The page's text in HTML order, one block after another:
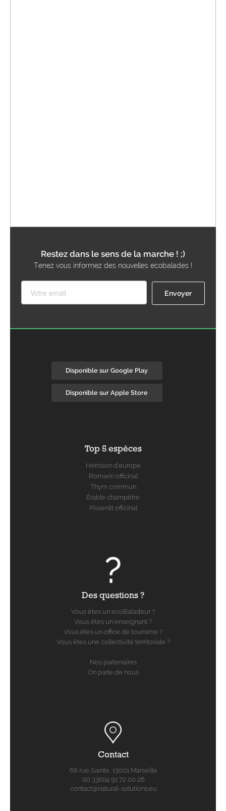
Restez dans le sens de la marche ! ;)
Tenez vous informez des nouvelles ecobalades !
Disponible sur Google Play
Disponible sur Apple Store
Top 5 espèces
Hérisson d'europe
Romarin officinal
Thym commun
Érable champêtre
Pissenlit officinal
Des questions ?
Vous êtes un ecoBaladeur ?
Vous êtes un enseignant ?
Vous êtes un office de tourisme ?
Vous êtes une collectivité territoriale ?
Nos partenaires
On parle de nous
Contact
68 rue Sainte, 13001 Marseille
00 33(0)4 91 72 00 26
contact@natural-solutions.eu